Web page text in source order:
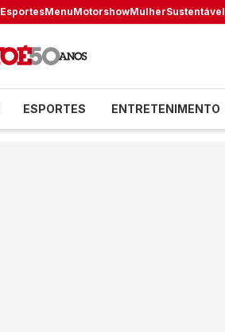
EsportesMenuMotorshowMulherSustentável
ESPORTES ENTRETENIMENTO